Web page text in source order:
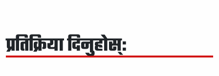
प्रतिक्रिया दिनुहोस्: